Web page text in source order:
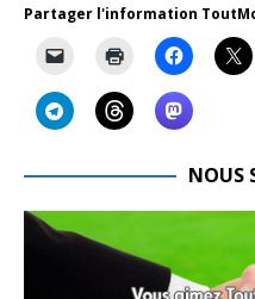
Partager l'information
NOUS